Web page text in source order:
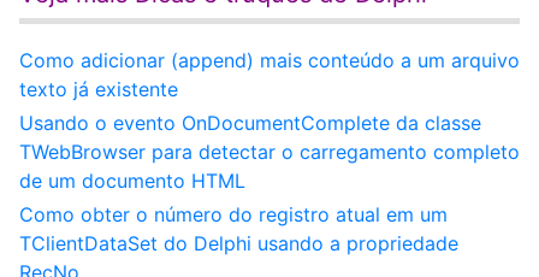
Como adicionar (append) mais conteúdo a um arquivo
texto já existente
Usando o evento OnDocumentComplete da classe
TWebBrowser para detectar o carregamento completo
de um documento HTML
Como obter o número do registro atual em um
TClientDataSet do Delphi usando a propriedade
RecNo